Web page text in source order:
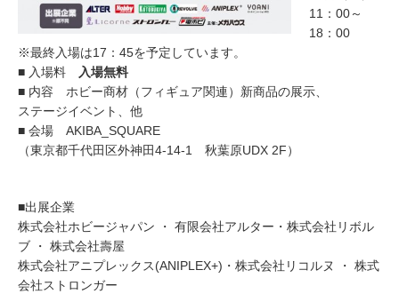
11：00～
18：00
※最終入場は17：45を予定しています。
■ 入場料
入場無料
■ 内容 ホビー商材（フィギュア関連）新商品の展示、
ステージイベント、他
■ 会場 AKIBA_SQUARE
（東京都千代田区外神田4-14-1 秋葉原UDX 2F）
■出展企業
株式会社ホビージャパン ・ 有限会社アルター・株式会社リボル
ブ ・ 株式会社壽屋
株式会社アニプレックス(ANIPLEX+)・株式会社リコルヌ ・ 株式
会社ストロンガー